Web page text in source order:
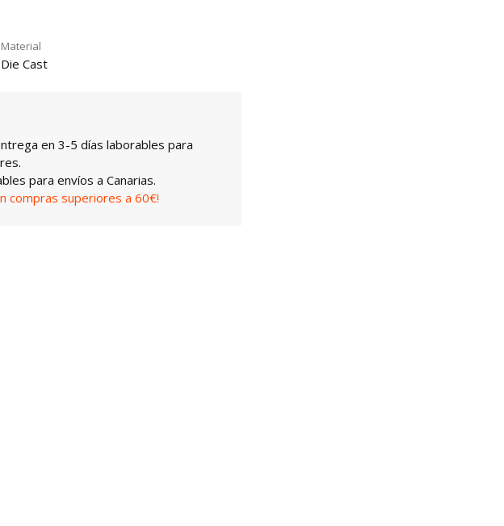
Material
Die Cast
en 3-5 días laborables para
para envíos a Canarias.
compras superiores a 60€!